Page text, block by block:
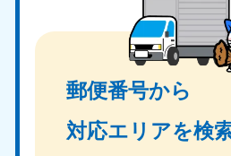
郵便番号から
対応エリアを検